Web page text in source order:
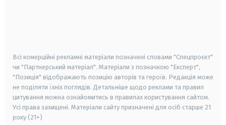
Всі комерційні рекламні матеріали позначені словами "Спецпроєкт"
чи "Партнерський матеріал". Матеріали з позначкою "Експерт",
"Позиція" відображають позицію авторів та героїв. Редакція може
не поділяти їхніх поглядів. Детальніше щодо реклами та правил
цитування можна ознайомитись в правилах користування сайтом.
Усі права захищені. Матеріали сайту призначені для осіб старше 21
року (21+)